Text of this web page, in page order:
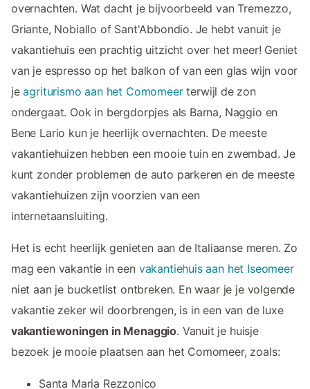
overnachten. Wat dacht je bijvoorbeeld van Tremezzo,
Griante, Nobiallo of Sant'Abbondio. Je hebt vanuit je
vakantiehuis een prachtig uitzicht over het meer! Geniet
van je espresso op het balkon of van een glas wijn voor
jeagriturismo aan het Comomeerterwijl de zon
ondergaat. Ook in bergdorpjes als Barna, Naggio en
Bene Lario kun je heerlijk overnachten. De meeste
vakantiehuizen hebben een mooie tuin en zwembad. Je
kunt zonder problemen de auto parkeren en de meeste
vakantiehuizen zijn voorzien van een
internetaansluiting.
Het is echt heerlijk genieten aan de Italiaanse meren. Zo
mag een vakantie in een vakantiehuis aan het Iseomeer
niet aan je bucketlist ontbreken. En waar je je volgende
vakantie zeker wil doorbrengen, is in een van de luxe
vakantiewoningen in Menaggio. Vanuit je huisje
bezoek je mooie plaatsen aan het Comomeer, zoals:
Santa Maria Rezzonico